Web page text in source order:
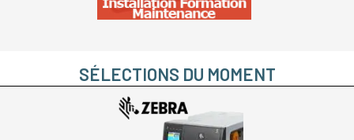
SÉLECTIONS DU MOMENT